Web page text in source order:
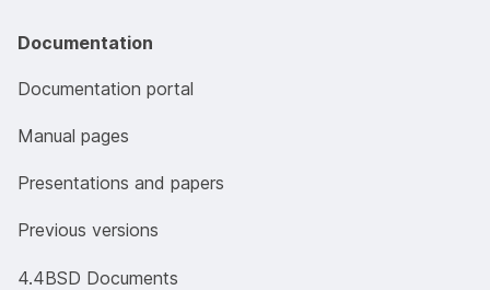
Documentation
Documentation portal
Manual pages
Presentations and papers
Previous versions
4.4BSD Documents